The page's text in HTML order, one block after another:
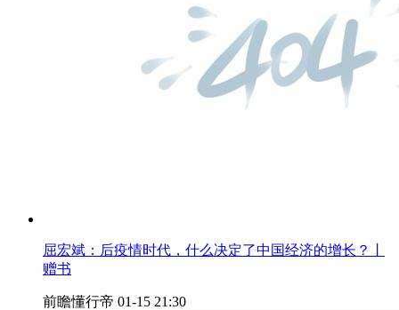
屈宏斌：后疫情时代，什么决定了中国经济的增长？丨
赠书
前瞻懂行帝 01-15 21:30